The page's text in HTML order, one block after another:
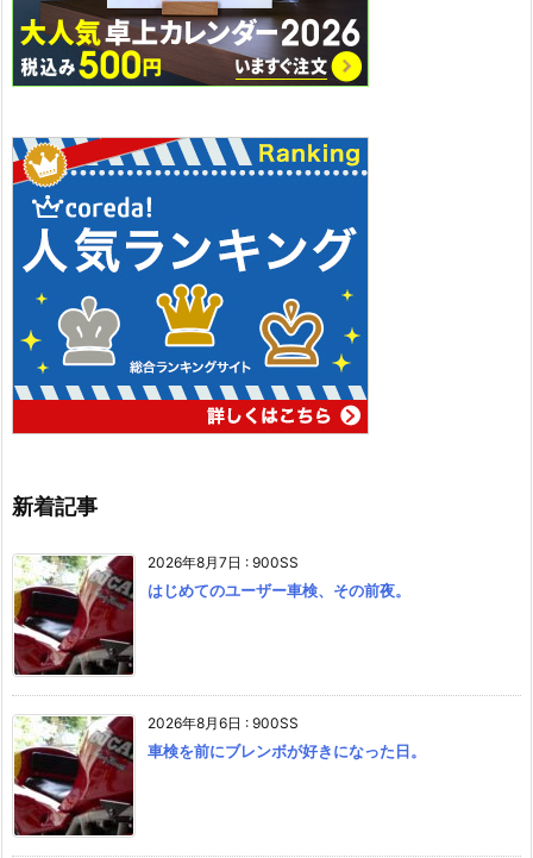
新着記事
2026年8月7日 : 900SS
はじめてのユーザー車検、その前夜。
2026年8月6日 : 900SS
車検を前にブレンボが好きになった日。